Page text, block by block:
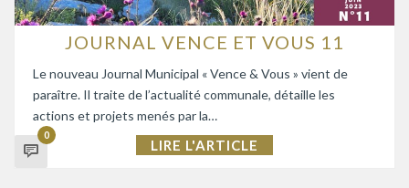
JOURNAL VENCE ET VOUS 11
Le nouveau Journal Municipal « Vence & Vous » vient de
paraître. Il traite de l’actualité communale, détaille les
actions et projets menés par la…
0
LIRE L'ARTICLE